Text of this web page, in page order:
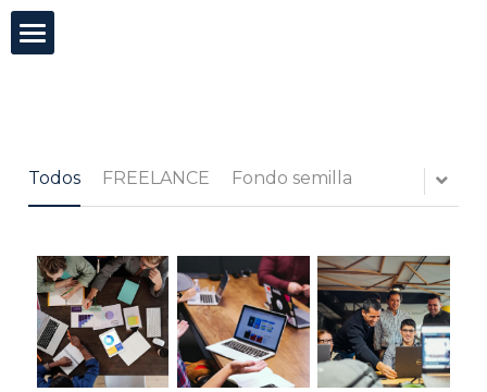
Mentorías
Blog
Test de agilidad
Todos FREELANCE Fondo semilla